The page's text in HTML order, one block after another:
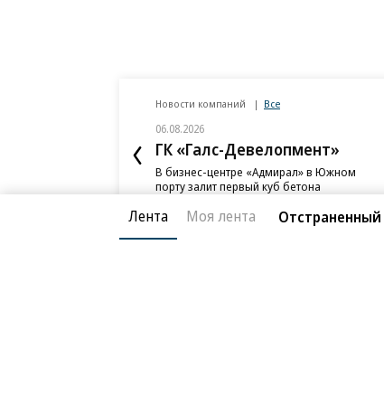
Новости компаний Все
06.08.2026
ГК «Галс-Девелопмент»
В бизнес-центре «Адмирал» в Южном
порту залит первый куб бетона
Лента Моя лента